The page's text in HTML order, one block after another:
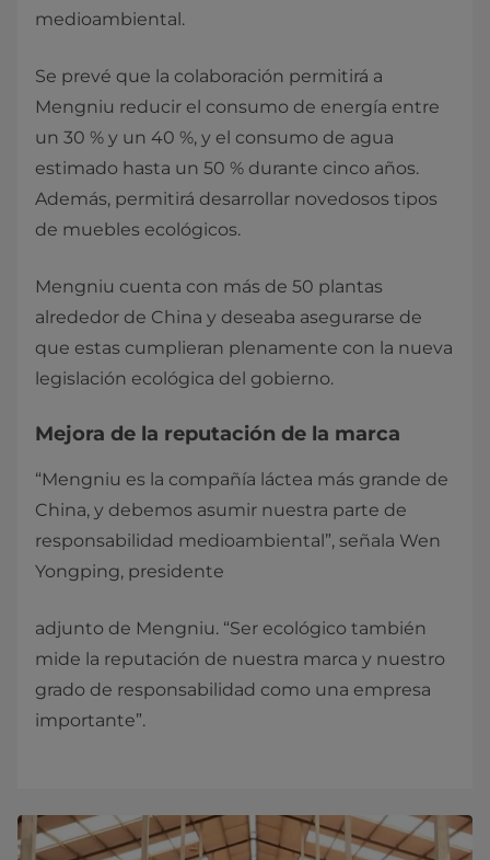
medioambiental.
Se prevé que la colaboración permitirá a
Mengniu reducir el consumo de energía entre
un 30 % y un 40 %, y el consumo de agua
estimado hasta un 50 % durante cinco años.
Además, permitirá desarrollar novedosos tipos
de muebles ecológicos.
Mengniu cuenta con más de 50 plantas
alrededor de China y deseaba asegurarse de
que estas cumplieran plenamente con la nueva
legislación ecológica del gobierno.
Mejora de la reputación de la marca
“Mengniu es la compañía láctea más grande de
China, y debemos asumir nuestra parte de
responsabilidad medioambiental”, señala Wen
Yongping, presidente
adjunto de Mengniu. “Ser ecológico también
mide la reputación de nuestra marca y nuestro
grado de responsabilidad como una empresa
importante”.